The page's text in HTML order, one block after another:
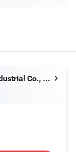
Shenzhen VBO Industrial Co., Limited